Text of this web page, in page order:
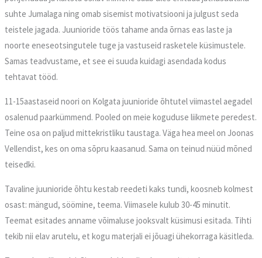
suhte Jumalaga ning omab sisemist motivatsiooni ja julgust seda
teistele jagada. Juunioride töös tahame anda õrnas eas laste ja
noorte eneseotsingutele tuge ja vastuseid rasketele küsimustele.
Samas teadvustame, et see ei suuda kuidagi asendada kodus
tehtavat tööd.
11-15aastaseid noori on Kolgata juunioride õhtutel viimastel aegadel
osalenud paarkümmend. Pooled on meie koguduse liikmete peredest.
Teine osa on paljud mittekristliku taustaga. Väga hea meel on Joonas
Vellendist, kes on oma sõpru kaasanud. Sama on teinud nüüd mõned
teisedki.
Tavaline juunioride õhtu kestab reedeti kaks tundi, koosneb kolmest
osast: mängud, söömine, teema. Viimasele kulub 30-45 minutit.
Teemat esitades anname võimaluse jooksvalt küsimusi esitada. Tihti
tekib nii elav arutelu, et kogu materjali ei jõuagi ühekorraga käsitleda.